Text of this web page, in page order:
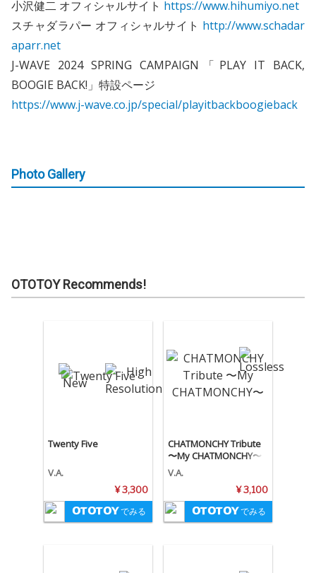
小沢健二 オフィシャルサイト https://www.hihumiyo.net
スチャダラパー オフィシャルサイト http://www.schadar
aparr.net
J-WAVE 2024 SPRING CAMPAIGN「PLAY IT BACK,
BOOGIE BACK!」特設ページ
https://www.j-wave.co.jp/special/playitbackboogieback
Photo Gallery
OTOTOY Recommends!
Twenty Five
V.A.
¥ 3,300
でみる
CHATMONCHY Tribute
〜My CHATMONCHY〜
V.A.
¥ 3,100
でみる